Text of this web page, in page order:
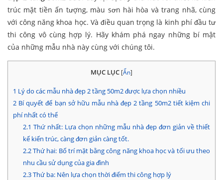
trúc mặt tiền ấn tượng, màu sơn hài hòa và trang nhã, cùng
với công năng khoa học. Và điều quan trọng là kinh phí đầu tư
thi công vô cùng hợp lý. Hãy khám phá ngay những bí mật
của những mẫu nhà này cùng với chúng tôi.
MỤC LỤC [Ẩn]
1 Lý do các mẫu nhà đẹp 2 tầng 50m2 được lựa chọn nhiều
2 Bí quyết để bạn sở hữu mẫu nhà đẹp 2 tầng 50m2 tiết kiệm chi
phí nhất có thể
2.1 Thứ nhất: Lựa chọn những mẫu nhà đẹp đơn giản về thiết
kế kiến trúc, càng đơn giản càng tốt.
2.2Thứ hai: Bố trí mặt bằng công năng khoa học và tối ưu theo
nhu cầu sử dụng của gia đình
2.3Thứ ba: Nên lựa chọn thời điểm thi công hợp lý